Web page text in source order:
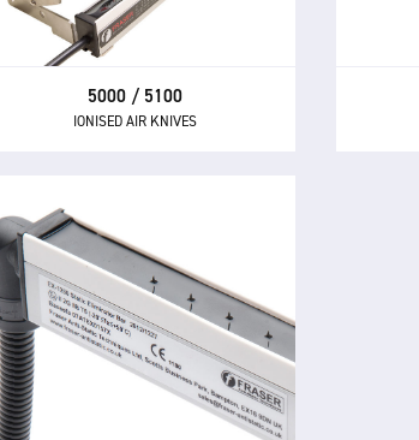
5000 / 5100
IONISED AIR KNIVES
contaminants.
EX-1250
EX STATIC ELIMINATOR
L'EX-1250 est un éliminateur
statique haute performance avec
certification ATEX pour une
utilisation dans les zones